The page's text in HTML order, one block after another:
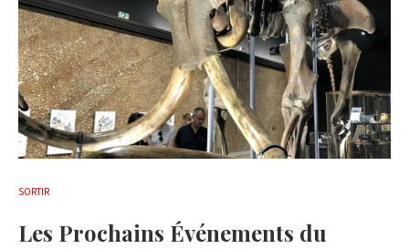
SORTIR
Les Prochains Événements du